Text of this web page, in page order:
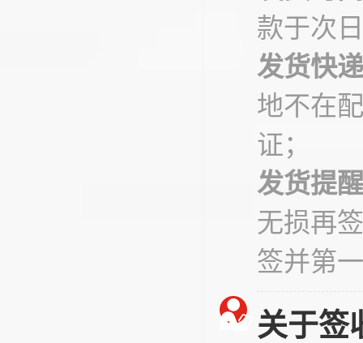
款于次
发货快递
地不在
证；
发货提醒
无损再
签并第
关于签